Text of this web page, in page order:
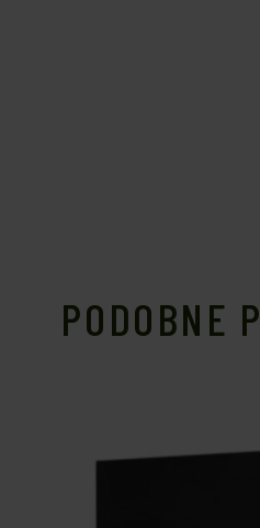
PODOBNE